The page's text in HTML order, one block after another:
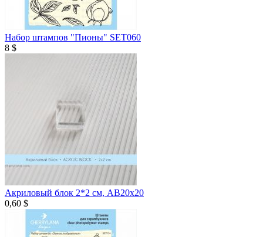
Набор штампов "Пионы" SET060
8 $
Акриловый блок 2*2 см, AB20х20
0,60 $